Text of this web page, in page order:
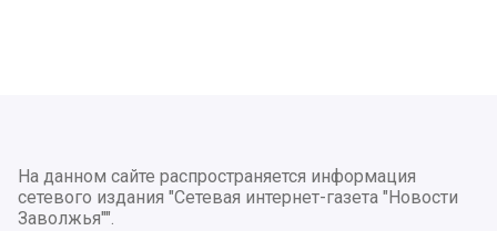
На данном сайте распространяется информация
сетевого издания "Сетевая интернет-газета "Новости
Заволжья"".